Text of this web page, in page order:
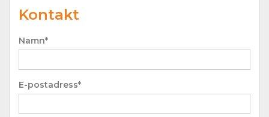
Kontakt
Namn*
E-postadress*